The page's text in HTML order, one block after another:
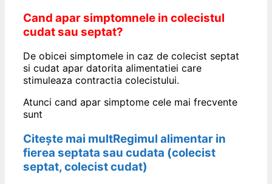
Cand apar simptomnele in colecistul
cudat sau septat?
De obicei simptomele in caz de colecist septat
si cudat apar datorita alimentatiei care
stimuleaza contractia colecistului.
Atunci cand apar simptome cele mai frecvente
sunt
Citește mai multRegimul alimentar in
fierea septata sau cudata (colecist
septat, colecist cudat)